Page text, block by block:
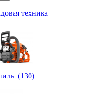
техника
(130)